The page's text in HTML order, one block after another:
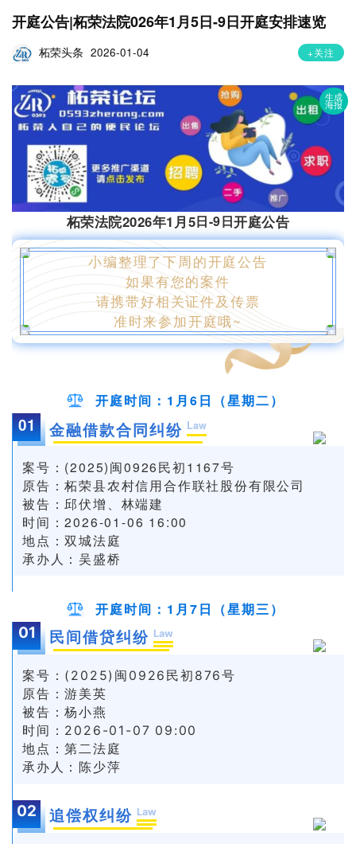
生成
海报
开庭公告|柘荣法院026年1月5日-9日开庭安排速览
柘荣头条 2026-01-04 +关注
柘荣法院2026年1月5日-9日开庭公告
小编整理了下周的开庭公告
如果有您的案件
请携带好相关证件及传票
准时来参加开庭哦~
开庭时间：1月6日（星期二）
01 金融借款合同纠纷 Law
案号：(2025)闽0926民初1167号
原告：柘荣县农村信用合作联社股份有限公司
被告：邱伏增、林端建
时间：2026-01-06 16:00
地点：双城法庭
承办人：吴盛桥
开庭时间：1月7日（星期三）
01
民间借贷纠纷 Law
案号：(2025)闽0926民初876号
原告：游美英
被告：杨小燕
时间：2026-01-07 09:00
地点：第二法庭
承办人：陈少萍
02 追偿权纠纷 Law